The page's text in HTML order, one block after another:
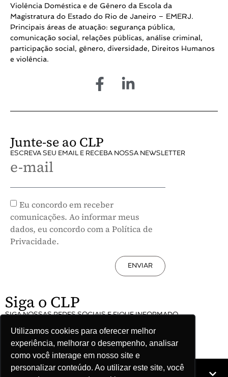
Utilizamos cookies para oferecer melhor
experiência, melhorar o desempenho, analisar
como você interage em nosso site e
personalizar conteúdo. Ao utilizar este site, você
Violência Doméstica e de Gênero da Escola da
Magistratura do Estado do Rio de Janeiro – EMERJ.
Principais áreas de atuação: segurança pública,
comunicação social, relações públicas, análise criminal,
participação social, gênero, diversidade, Direitos Humanos
e violência.
Junte-se ao CLP
ESCREVA SEU EMAIL E RECEBA NOSSA NEWSLETTER
e-mail
Eu concordo em receber
comunicações. Ao informar meus
dados, eu concordo com a Política de
Privacidade.
ENVIAR
Siga o CLP
SIGA NOSSAS REDES SOCIAIS E FIQUE INFORMADO